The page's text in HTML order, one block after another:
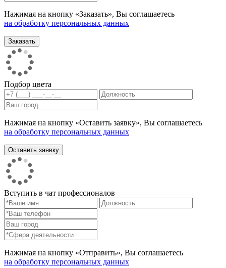
Нажимая на кнопку «Заказать», Вы соглашаетесь
на обработку персональных данных
Подбор цвета
Нажимая на кнопку «Оставить заявку», Вы соглашаетесь
на обработку персональных данных
Вступить в чат профессионалов
Нажимая на кнопку «Отправить», Вы соглашаетесь
на обработку персональных данных